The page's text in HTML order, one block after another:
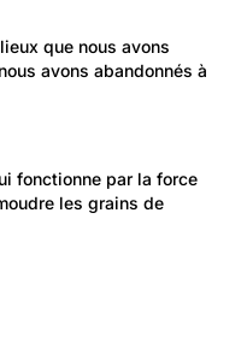
que nous avons
avons abandonnés à
fonctionne par la force
les grains de